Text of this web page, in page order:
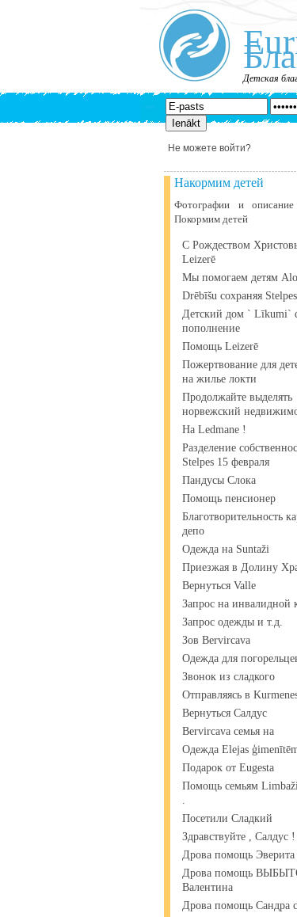
Детская
Не можете войти?
Накормим детей
Фотографии и описание
Покормим детей
С Рождеством
Leizerē
Мы помогаем детям
Drēbīšu сохраняя Stelpes
Детский дом ` Līkumi`
пополнение
Помощь Leizerē
Пожертвование для
на жилье локти
Продолжайте выделять
норвежский
На Ledmane !
Разделение
Stelpes 15 февраля
Пандусы Слока
Помощь пенсионер
Благотворительность
депо
Одежда на Suntaži
Приезжая в Долину
Вернуться Valle
Запрос на инвалидной
Запрос одежды и т.д.
Зов Bervircava
Одежда для
Звонок из сладкого
Отправляясь в
Вернуться Салдус
Bervircava семья на
Одежда Elejas
Подарок от Eugesta
Помощь семьям
.
Посетили Сладкий
Здравствуйте , Салдус !
Дрова помощь Эверита
Дрова помощь
Валентина
Дрова помощь Сандра